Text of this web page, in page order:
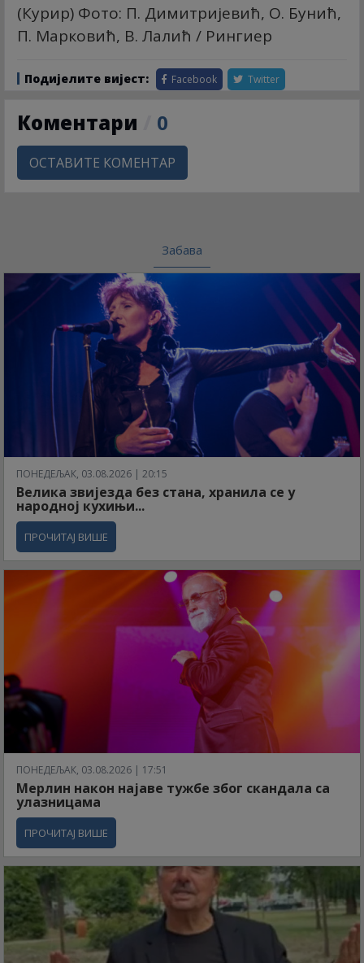
(Курир) Фото: П. Димитријевић, О. Бунић,
П. Марковић, В. Лалић / Рингиер
Подијелите вијест: Facebook Twitter
Коментари 0
ОСТАВИТЕ КОМЕНТАР
Забава
ПОНЕДЕЉАК, 03.08.2026 | 20:15
Велика звијезда без стана, хранила се у
народној кухињи...
ПРОЧИТАЈ ВИШЕ
ПОНЕДЕЉАК, 03.08.2026 | 17:51
Мерлин након најаве тужбе због скандала са
улазницама
ПРОЧИТАЈ ВИШЕ